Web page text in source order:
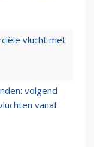
vlucht met
volgend
vanaf